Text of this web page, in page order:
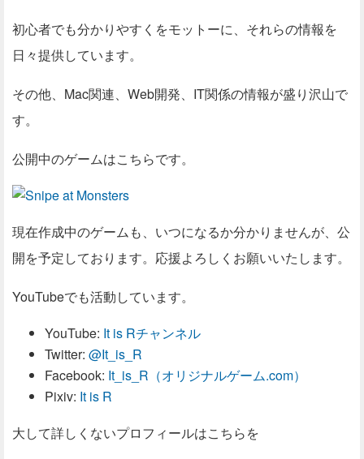
初心者でも分かりやすくをモットーに、それらの情報を
日々提供しています。
その他、Mac関連、Web開発、IT関係の情報が盛り沢山で
す。
公開中のゲームはこちらです。
現在作成中のゲームも、いつになるか分かりませんが、公
開を予定しております。応援よろしくお願いいたします。
YouTubeでも活動しています。
YouTube: It is Rチャンネル
Twitter: @It_is_R
Facebook: It_is_R（オリジナルゲーム.com）
Pixiv: It is R
大して詳しくないプロフィールはこちらを